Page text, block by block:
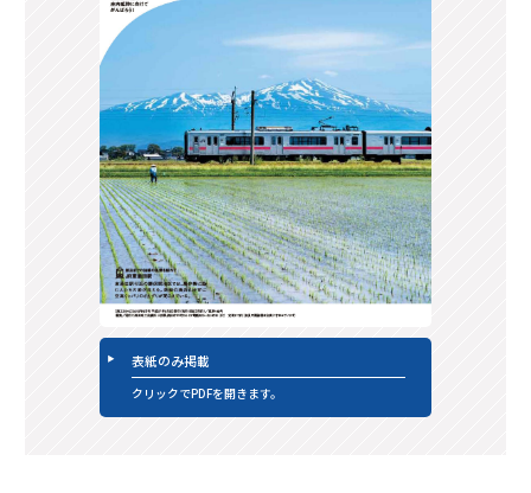
表紙のみ掲載
クリックでPDFを開きます。